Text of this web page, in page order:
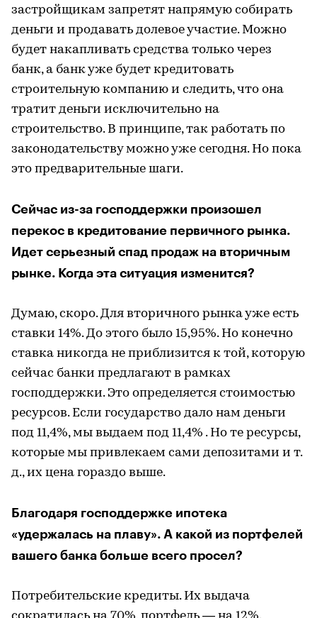
застройщикам запретят напрямую собирать
деньги и продавать долевое участие. Можно
будет накапливать средства только через
банк, а банк уже будет кредитовать
строительную компанию и следить, что она
тратит деньги исключительно на
строительство. В принципе, так работать по
законодательству можно уже сегодня. Но пока
это предварительные шаги.
Сейчас из-за господдержки произошел
перекос в кредитование первичного рынка.
Идет серьезный спад продаж на вторичным
рынке. Когда эта ситуация изменится?
Думаю, скоро. Для вторичного рынка уже есть
ставки 14%. До этого было 15,95%. Но конечно
ставка никогда не приблизится к той, которую
сейчас банки предлагают в рамках
господдержки. Это определяется стоимостью
ресурсов. Если государство дало нам деньги
под 11,4%, мы выдаем под 11,4% . Но те ресурсы,
которые мы привлекаем сами депозитами и т.
д., их цена гораздо выше.
Благодаря господдержке ипотека
«удержалась на плаву». А какой из портфелей
вашего банка больше всего просел?
Потребительские кредиты. Их выдача